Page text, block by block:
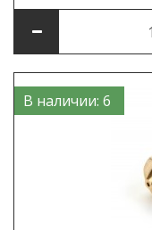
В наличии: 6